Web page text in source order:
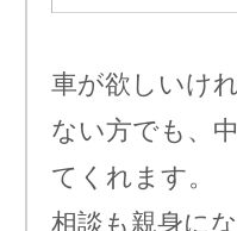
車が欲しいけ
ない方でも、
てくれます。
相談も親身に